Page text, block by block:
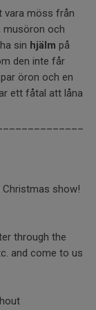
vara möss från
musöron och
sin hjälm på
den inte får
öron och en
ett fåtal att låna
show!
through the
and come to us